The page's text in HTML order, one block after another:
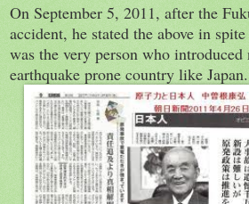
On September 5, 2011, after the
accident, he stated the above in
was the very person who introduced
earthquake prone country like Japan.